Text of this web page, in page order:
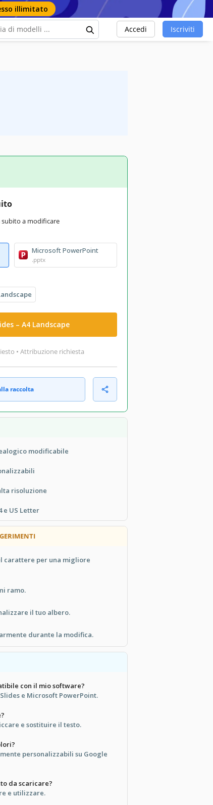
illimitato
Accedi Iscriviti
subito a modificare
Microsoft PowerPoint
.pptx
– A4 Landscape
• Attribuzione richiesta
raccolta
modificabile
risoluzione
e US Letter
carattere per una migliore
ramo.
il tuo albero.
durante la modifica.
con il mio software?
e Microsoft PowerPoint.
e sostituire il testo.
personalizzabili su Google
da scaricare?
e utilizzare.